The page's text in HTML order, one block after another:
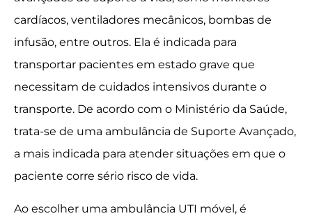
cardíacos, ventiladores mecânicos, bombas de
infusão, entre outros. Ela é indicada para
transportar pacientes em estado grave que
necessitam de cuidados intensivos durante o
transporte. De acordo com o Ministério da Saúde,
trata-se de uma ambulância de Suporte Avançado,
a mais indicada para atender situações em que o
paciente corre sério risco de vida.
Ao escolher uma ambulância UTI móvel, é